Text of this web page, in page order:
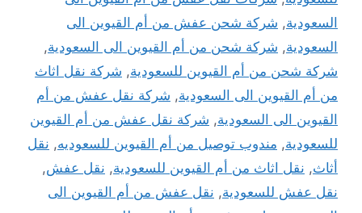
السعودية, شركة شحن عفش من أم القيوين الى
السعودية, شركة شحن من أم القيوين الى السعودية,
شركة شحن من أم القيوين للسعودية, شركة نقل اثاث
من أم القيوين الى السعودية, شركة نقل عفش من أم
القيوين الى السعودية, شركة نقل عفش من أم القيوين
للسعودية, مندوب توصيل من أم القيوين للسعوديه, نقل
أثاث, نقل اثاث من أم القيوين للسعودية, نقل عفش,
نقل عفش للسعودية, نقل عفش من أم القيوين الى